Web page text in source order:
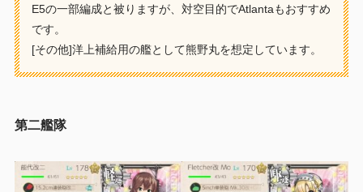
E5の一部編成と被りますが、対空目的でAtlantaもおすすめ
です。
[その他]洋上補給用の艦として熊野丸を想定しています。
第二艦隊